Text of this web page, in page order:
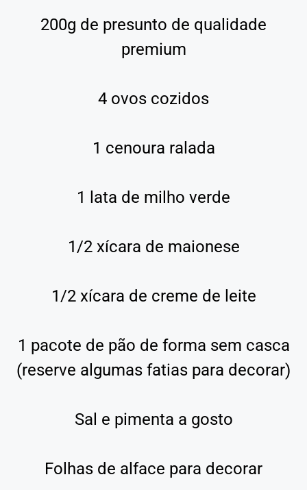
200g de presunto de qualidade
premium
4 ovos cozidos
1 cenoura ralada
1 lata de milho verde
1/2 xícara de maionese
1/2 xícara de creme de leite
1 pacote de pão de forma sem casca
(reserve algumas fatias para decorar)
Sal e pimenta a gosto
Folhas de alface para decorar